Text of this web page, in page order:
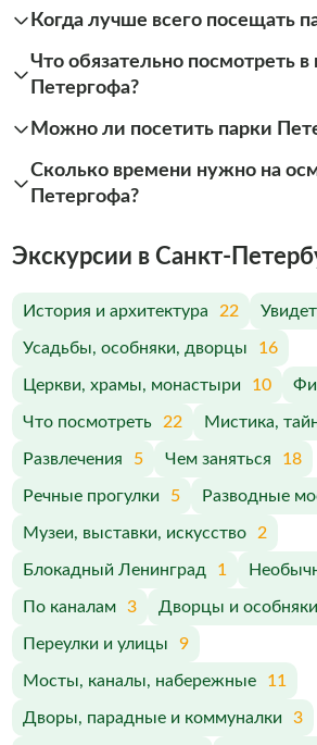
Когда лучше всего посещать
Что обязательно посмотреть в
Петергофа?
Можно ли посетить парки
Сколько времени нужно на
Петергофа?
Экскурсии в Санкт-
История и архитектура 22
Усадьбы, особняки, дворцы 16
Церкви, храмы, монастыри 10
Что посмотреть 22 Мистика,
Развлечения 5 Чем заняться 18
Речные прогулки 5 Разводные
Музеи, выставки, искусство 2
Блокадный Ленинград 1
По каналам 3 Дворцы и
Переулки и улицы 9
Мосты, каналы, набережные 11
Дворы, парадные и коммуналки 3